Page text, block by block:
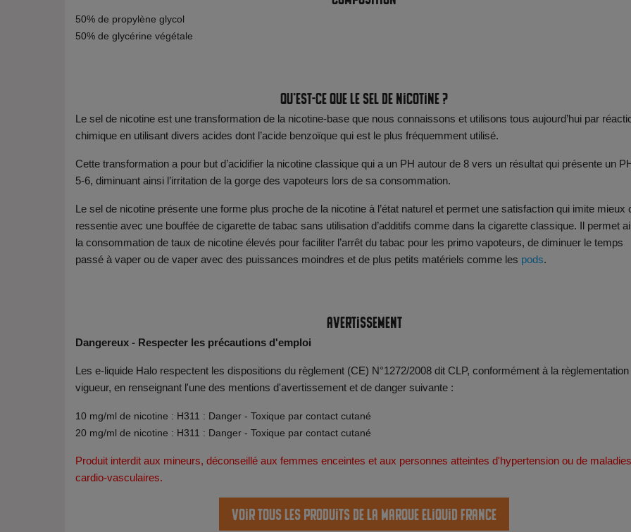
50% de propylène glycol
50% de glycérine végétale
Qu'est-ce que le sel de nicotine ?
Le sel de nicotine est une transformation de la nicotine-base que nous connaissons et utilisons tous aujourd’hui par
chimique en utilisant divers acides dont l’acide benzoïque qui est le plus fréquemment utilisé.
Cette transformation a pour but d’acidifier la nicotine classique qui a un PH autour de 8 vers un résultat qui présente un
5-6, diminuant ainsi l’irritation de la gorge des vapoteurs lors de sa consommation.
Le sel de nicotine présente une forme plus proche de la nicotine à l’état naturel et permet une satisfaction qui imite mieux
ressentie avec une bouffée de cigarette de tabac sans utilisation d’additifs comme dans la cigarette classique. Il permet
la consommation de taux de nicotine élevés pour faciliter l’arrêt du tabac pour les primo vapoteurs, de diminuer le temps
passé à vaper ou de vaper avec des puissances moindres et de plus petits matériels comme les pods.
Avertissement
Dangereux - Respecter les précautions d'emploi
Les e-liquide Halo respectent les dispositions du règlement (CE) N°1272/2008 dit CLP, conformément à la règlementation
vigueur, en renseignant l'une des mentions d'avertissement et de danger suivante :
10 mg/ml de nicotine : H311 : Danger - Toxique par contact cutané
20 mg/ml de nicotine : H311 : Danger - Toxique par contact cutané
Produit interdit aux mineurs, déconseillé aux femmes enceintes et aux personnes atteintes d'hypertension ou de maladies
cardio-vasculaires.
Voir tous les produits de la marque Eliquid France